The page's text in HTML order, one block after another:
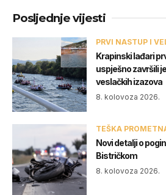
Posljednje vijesti
PRVI NASTUP I
Krapinski lađari
uspješno završili
veslačkih izazova
8. kolovoza 2026.
TEŠKA
Novi detalji o
Bistričkom
8. kolovoza 2026.